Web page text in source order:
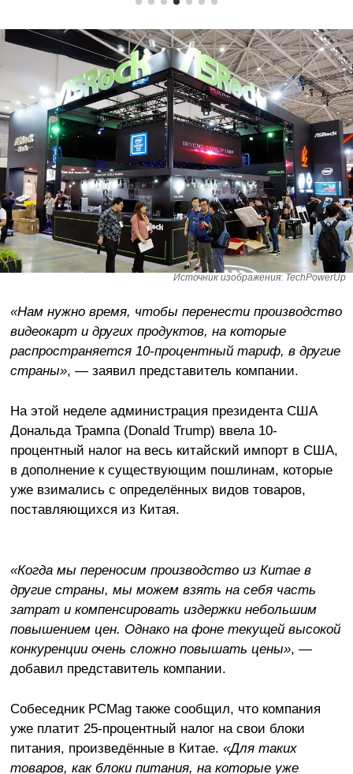
Источник изображения: TechPowerUp
«Нам нужно время, чтобы перенести производство
видеокарт и других продуктов, на которые
распространяется 10-процентный тариф, в другие
страны», — заявил представитель компании.
На этой неделе администрация президента США
Дональда Трампа (Donald Trump) ввела 10-
процентный налог на весь китайский импорт в США,
в дополнение к существующим пошлинам, которые
уже взимались с определённых видов товаров,
поставляющихся из Китая.
«Когда мы переносим производство из Китае в
другие страны, мы можем взять на себя часть
затрат и компенсировать издержки небольшим
повышением цен. Однако на фоне текущей высокой
конкуренции очень сложно повышать цены», —
добавил представитель компании.
Собеседник PCMag также сообщил, что компания
уже платит 25-процентный налог на свои блоки
питания, произведённые в Китае. «Для таких
товаров, как блоки питания, на которые уже